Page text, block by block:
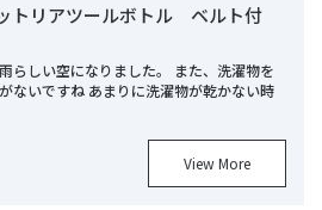
トリアツールボトル ベルト付
らしい空になりました。 また、洗濯物を
ないですね あまりに洗濯物が乾かない時
View More